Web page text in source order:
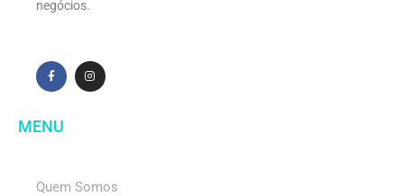
negócios.
MENU
Quem Somos